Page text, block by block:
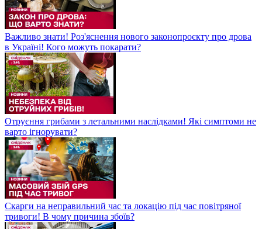
Важливо знати! Роз'яснення нового законопроєкту про дрова
в Україні! Кого можуть покарати?
Отруєння грибами з летальними наслідками! Які симптоми не
варто ігнорувати?
Скарги на неправильний час та локацію під час повітряної
тривоги! В чому причина збоїв?